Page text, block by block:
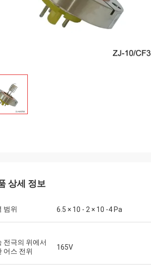
상세 정보
범위 6.5 × 10 - 2 × 10 -4 Pa
전극의 위에서
어스 전위
165V